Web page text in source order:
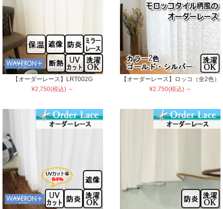
【オーダーレース】LRT002G
¥2,750(税込) ～
【オーダーレース】ロッコ（全2色）
¥2,750(税込) ～